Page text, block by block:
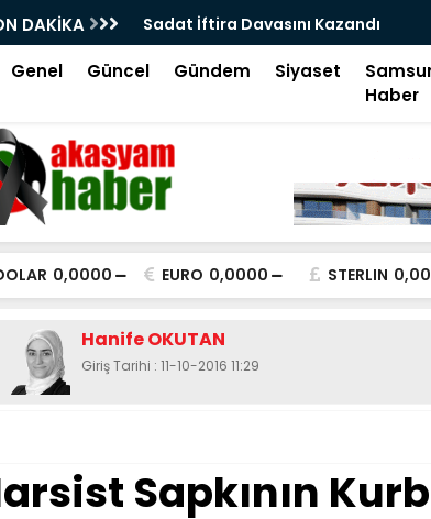
DAKİKA İlk Kıblemiz Mescid İ Aksa
Genel Güncel Gündem Siyaset
Haber
0,0000 EURO 0,0000 STERLIN
Hanife OKUTAN
Giriş Tarihi : 11-10-2016 11:29
Sapkının